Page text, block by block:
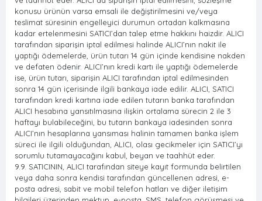
konusu ürünün varsa emsali ile değiştirilmesini ve/veya
teslimat süresinin engelleyici durumun ortadan kalkmasına
kadar ertelenmesini SATICI’dan talep etme hakkını haizdir. ALICI
tarafından siparişin iptal edilmesi halinde ALICI’nın nakit ile
yaptığı ödemelerde, ürün tutarı 14 gün içinde kendisine nakden
ve defaten ödenir. ALICI’nın kredi kartı ile yaptığı ödemelerde
ise, ürün tutarı, siparişin ALICI tarafından iptal edilmesinden
sonra 14 gün içerisinde ilgili bankaya iade edilir. ALICI, SATICI
tarafından kredi kartına iade edilen tutarın banka tarafından
ALICI hesabına yansıtılmasına ilişkin ortalama sürecin 2 ile 3
haftayı bulabileceğini, bu tutarın bankaya iadesinden sonra
ALICI’nın hesaplarına yansıması halinin tamamen banka işlem
süreci ile ilgili olduğundan, ALICI, olası gecikmeler için SATICI’yı
sorumlu tutamayacağını kabul, beyan ve taahhüt eder.
9.9. SATICININ, ALICI tarafından siteye kayıt formunda belirtilen
veya daha sonra kendisi tarafından güncellenen adresi, e-
posta adresi, sabit ve mobil telefon hatları ve diğer iletişim